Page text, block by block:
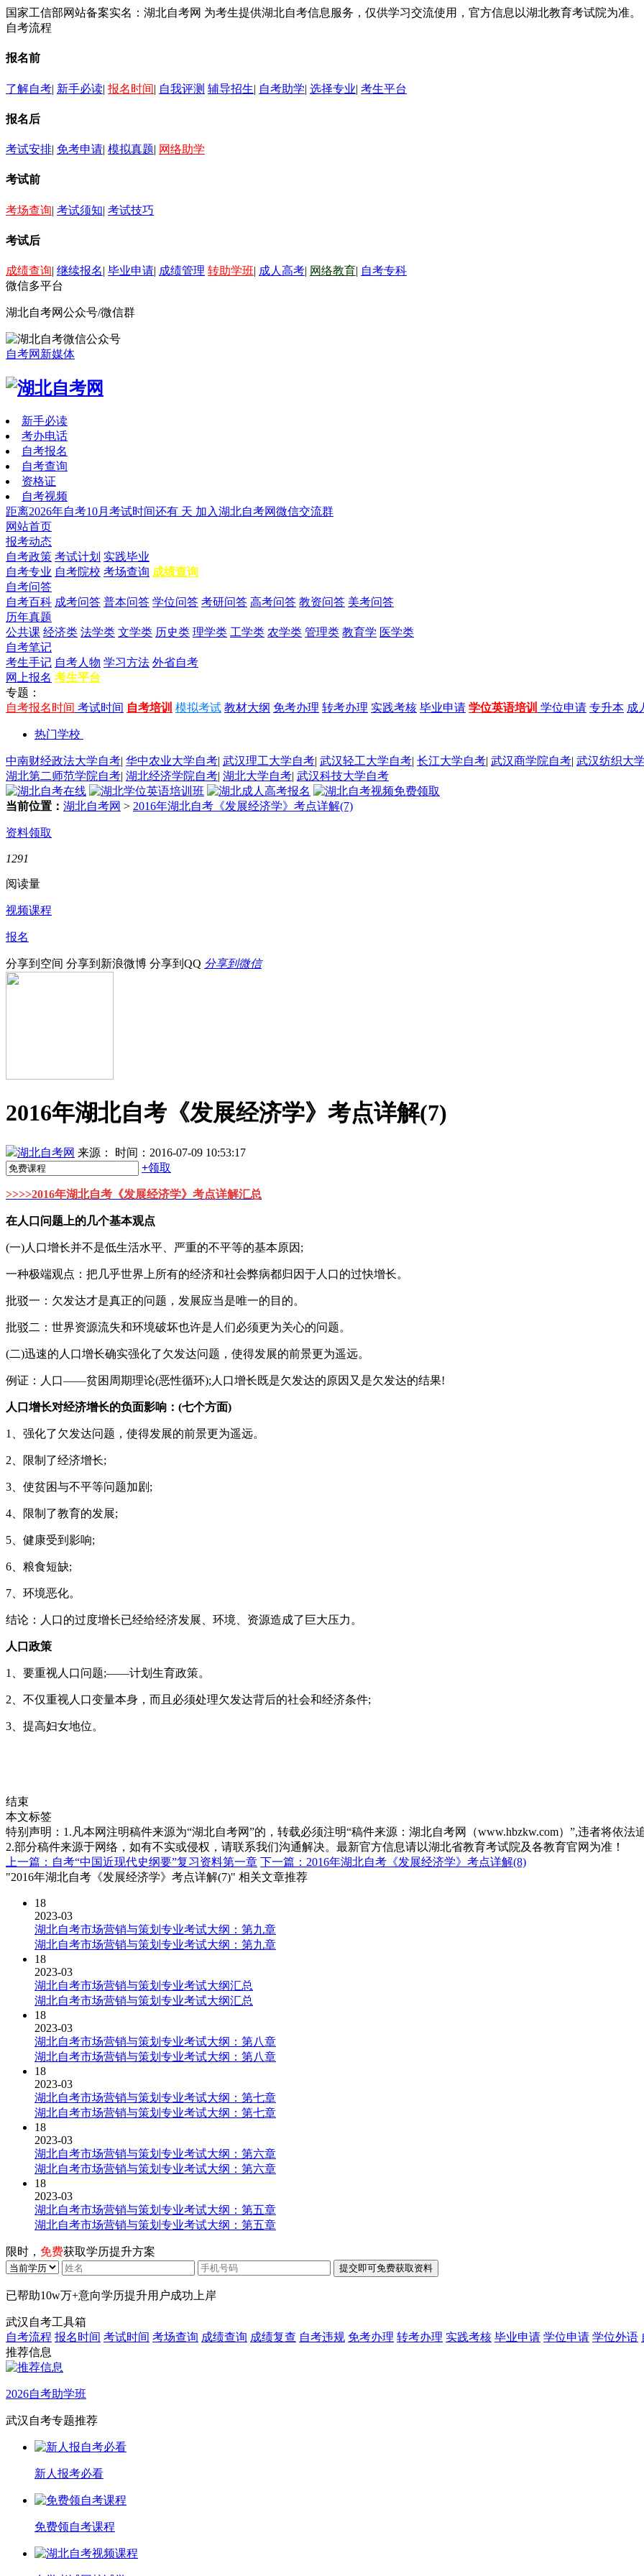
国家工信部网站备案实名：湖北自考网 为考生提供湖北自考信息服务，仅供学习交流使用，官方信息以湖北教育考试院为准。
自考流程
报名前
了解自考| 新手必读| 报名时间| 自我评测 辅导招生| 自考助学| 选择专业| 考生平台
报名后
考试安排| 免考申请| 模拟真题| 网络助学
考试前
考场查询| 考试须知| 考试技巧
考试后
成绩查询| 继续报名| 毕业申请| 成绩管理 转助学班| 成人高考| 网络教育| 自考专科
微信多平台
湖北自考网公众号/微信群
自考网新媒体
新手必读
考办电话
自考报名
自考查询
资格证
自考视频
距离2026年自考10月考试时间还有 天 加入湖北自考网微信交流群
网站首页
报考动态
自考政策 考试计划 实践毕业
自考专业 自考院校 考场查询 成绩查询
自考问答
自考百科 成考问答 普本问答 学位问答 考研问答 高考问答 教资问答 美考问答
历年真题
公共课 经济类 法学类 文学类 历史类 理学类 工学类 农学类 管理类 教育学 医学类
自考笔记
考生手记 自考人物 学习方法 外省自考
网上报名 考生平台
专题：
自考报名时间 考试时间 自考培训 模拟考试 教材大纲 免考办理 转考办理 实践考核 毕业申请 学位英语培训 学位申请 专升本 成
热门学校
中南财经政法大学自考| 华中农业大学自考| 武汉理工大学自考| 武汉轻工大学自考| 长江大学自考| 武汉商学院自考| 武汉纺织大
湖北第二师范学院自考| 湖北经济学院自考| 湖北大学自考| 武汉科技大学自考
当前位置： 湖北自考网 > 2016年湖北自考《发展经济学》考点详解(7)
资料领取
1291
阅读量
视频课程
报名
分享到空间 分享到新浪微博 分享到QQ 分享到微信
2016年湖北自考《发展经济学》考点详解(7)
湖北自考网 来源：
时间：2016-07-09 10:53:17
+领取
>>>>2016年湖北自考《发展经济学》考点详解汇总
在人口问题上的几个基本观点
(一)人口增长并不是低生活水平、严重的不平等的基本原因;
一种极端观点：把几乎世界上所有的经济和社会弊病都归因于人口的过快增长。
批驳一：欠发达才是真正的问题，发展应当是唯一的目的。
批驳二：世界资源流失和环境破坏也许是人们必须更为关心的问题。
(二)迅速的人口增长确实强化了欠发达问题，使得发展的前景更为遥远。
例证：人口——贫困周期理论(恶性循环);人口增长既是欠发达的原因又是欠发达的结果!
人口增长对经济增长的负面影响：(七个方面)
1、强化了欠发达问题，使得发展的前景更为遥远。
2、限制了经济增长;
3、使贫困与不平等问题加剧;
4、限制了教育的发展;
5、健康受到影响;
6、粮食短缺;
7、环境恶化。
结论：人口的过度增长已经给经济发展、环境、资源造成了巨大压力。
人口政策
1、要重视人口问题;——计划生育政策。
2、不仅重视人口变量本身，而且必须处理欠发达背后的社会和经济条件;
3、提高妇女地位。
结束
本文标签
特别声明：1.凡本网注明稿件来源为“湖北自考网”的，转载必须注明“稿件来源：湖北自考网（www.hbzkw.com）”,违者将依法
2.部分稿件来源于网络，如有不实或侵权，请联系我们沟通解决。最新官方信息请以湖北省教育考试院及各教育官网为准！
上一篇：自考“中国近现代史纲要”复习资料第一章 下一篇：2016年湖北自考《发展经济学》考点详解(8)
"2016年湖北自考《发展经济学》考点详解(7)" 相关文章推荐
18
2023-03
湖北自考市场营销与策划专业考试大纲：第九章
湖北自考市场营销与策划专业考试大纲：第九章
18
2023-03
湖北自考市场营销与策划专业考试大纲汇总
湖北自考市场营销与策划专业考试大纲汇总
18
2023-03
湖北自考市场营销与策划专业考试大纲：第八章
湖北自考市场营销与策划专业考试大纲：第八章
18
2023-03
湖北自考市场营销与策划专业考试大纲：第七章
湖北自考市场营销与策划专业考试大纲：第七章
18
2023-03
湖北自考市场营销与策划专业考试大纲：第六章
湖北自考市场营销与策划专业考试大纲：第六章
18
2023-03
湖北自考市场营销与策划专业考试大纲：第五章
湖北自考市场营销与策划专业考试大纲：第五章
限时， 免费获取学历提升方案
已帮助10w万+意向学历提升用户成功上岸
武汉自考工具箱
自考流程 报名时间 考试时间 考场查询 成绩查询 成绩复查 自考违规 免考办理 转考办理 实践考核 毕业申请 学位申请 学位外语
推荐信息
2026自考助学班
武汉自考专题推荐
新人报考必看
免费领自考课程